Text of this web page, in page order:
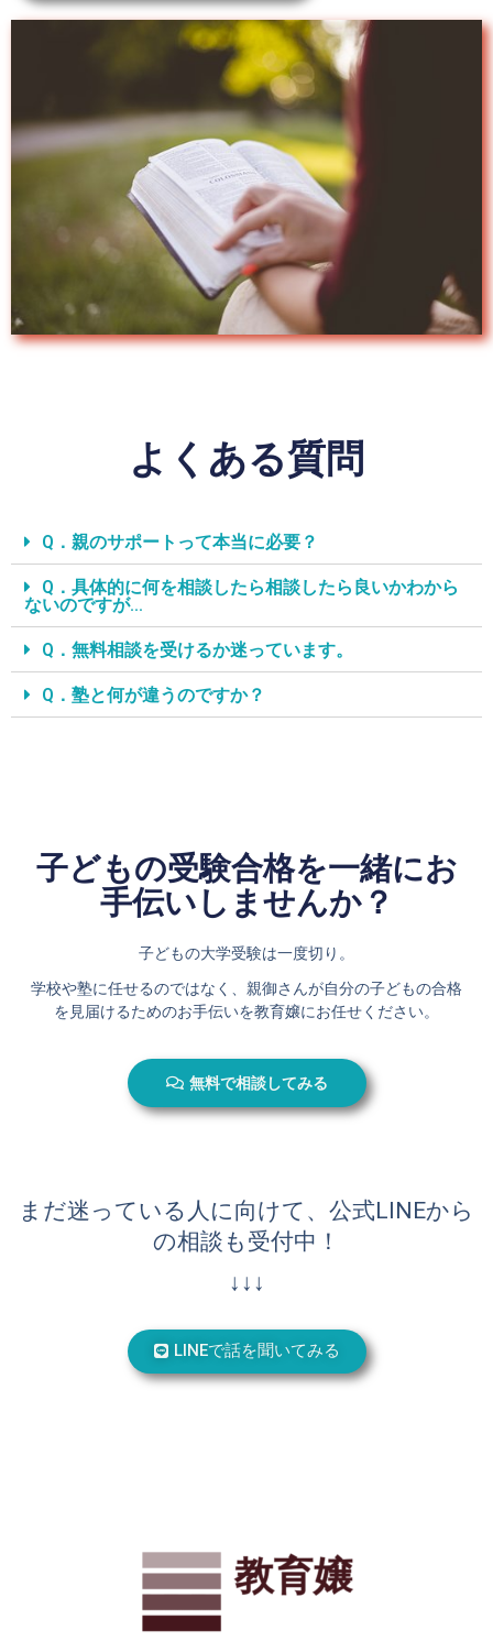
よくある質問
Q．親のサポートって本当に必要？
Q．具体的に何を相談したら相談したら良いかわから
ないのですが…
Q．無料相談を受けるか迷っています。
Q．塾と何が違うのですか？
子どもの受験合格を一緒にお
手伝いしませんか？
子どもの大学受験は一度切り。
学校や塾に任せるのではなく、親御さんが自分の子どもの合格
を見届けるためのお手伝いを教育嬢にお任せください。
無料で相談してみる
まだ迷っている人に向けて、公式LINEから
の相談も受付中！
↓↓↓
LINEで話を聞いてみる